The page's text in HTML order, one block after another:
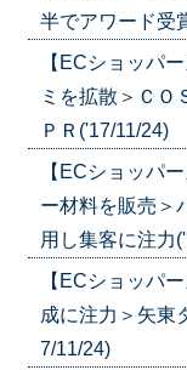
半でアワード受
【ECショッパ
ミを拡散＞ＣＯ
ＰＲ('17/11/24)
【ECショッパ
ー材料を販売＞
用し集客に注力
【ECショッパ
成に注力＞矢東
7/11/24)